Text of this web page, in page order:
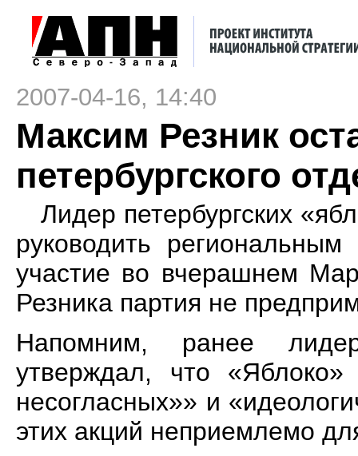
2007-04-16, 14:40
Максим Резник
петербургского
Лидер петербургских
руководить
участие во вчерашнем
Резника партия не
Напомним, ранее
утверждал, что
несогласных»» и
этих акций неприемлемо